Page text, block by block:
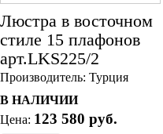
Люстра в восточном
стиле 15 плафонов
арт.LKS225/2
Производитель: Турция
В НАЛИЧИИ
Цена: 123 580 руб.